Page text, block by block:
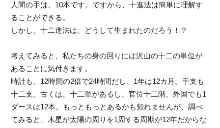
人間の手は、10本です。ですから、十進法は簡単に理解す
ることができる。
しかし、十二進法は、どうして生まれたのだろう！？
考えてみると、私たちの身の回りには沢山の十二の単位が
あることに気付きます。
時計も、12時間の2倍で24時間だし、1年は12カ月。干支も
十二支。古くは、十二単があるし、官位十二階、外国でも1
ダースは12本。もっともっとあるかも知れませんが、調べ
てみると、木星が太陽の周りを1周する周期が12年だからな